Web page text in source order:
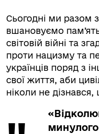
Сьогодні ми разом
вшановуємо
світовій війні та
проти нацизму та
українців поряд з
свої життя, аби
ніколи не дізнався,